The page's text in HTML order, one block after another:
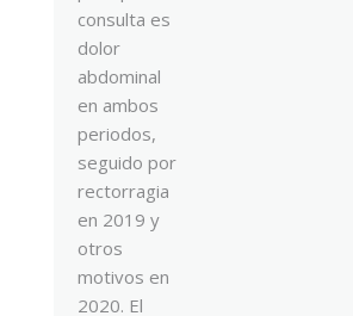
consulta es
dolor
abdominal
en ambos
periodos,
seguido por
rectorragia
en 2019 y
otros
motivos en
2020. El